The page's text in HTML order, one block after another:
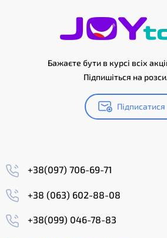
Бажаєте бути в курсі всіх
Підпишіться на
Підписатися
+38(097) 706-69-71
+38 (063) 602-88-08
+38(099) 046-78-83